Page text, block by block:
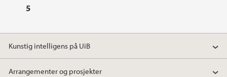
5
Kunstig intelligens på UiB
Arrangementer og prosjekter